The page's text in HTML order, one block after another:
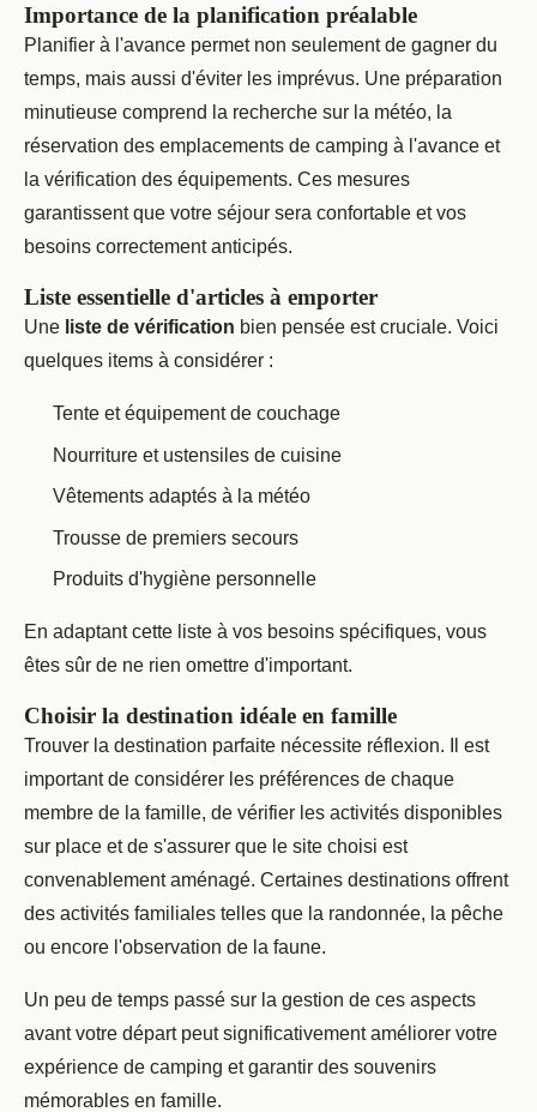
Importance de la planification préalable
Planifier à l'avance permet non seulement de gagner du
temps, mais aussi d'éviter les imprévus. Une préparation
minutieuse comprend la recherche sur la météo, la
réservation des emplacements de camping à l'avance et
la vérification des équipements. Ces mesures
garantissent que votre séjour sera confortable et vos
besoins correctement anticipés.
Liste essentielle d'articles à emporter
Une liste de vérification bien pensée est cruciale. Voici
quelques items à considérer :
Tente et équipement de couchage
Nourriture et ustensiles de cuisine
Vêtements adaptés à la météo
Trousse de premiers secours
Produits d'hygiène personnelle
En adaptant cette liste à vos besoins spécifiques, vous
êtes sûr de ne rien omettre d'important.
Choisir la destination idéale en famille
Trouver la destination parfaite nécessite réflexion. Il est
important de considérer les préférences de chaque
membre de la famille, de vérifier les activités disponibles
sur place et de s'assurer que le site choisi est
convenablement aménagé. Certaines destinations offrent
des activités familiales telles que la randonnée, la pêche
ou encore l'observation de la faune.
Un peu de temps passé sur la gestion de ces aspects
avant votre départ peut significativement améliorer votre
expérience de camping et garantir des souvenirs
mémorables en famille.